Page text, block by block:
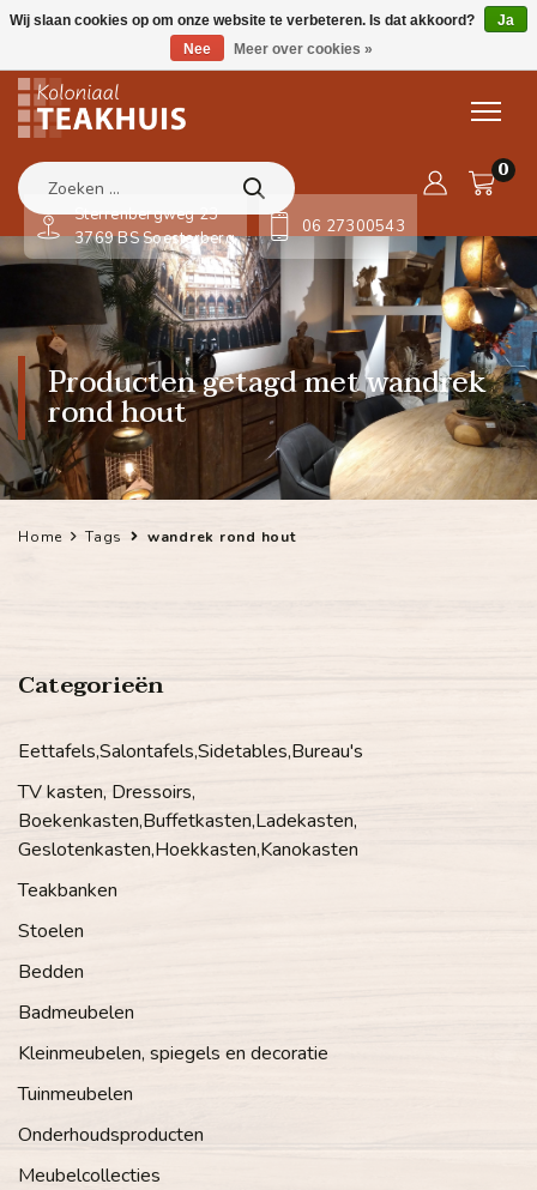
0
Sterrenbergweg 23
3769 BS Soesterberg
06 27300543
Producten getagd met wandrek
rond hout
Home Tags wandrek rond hout
Categorieën
Eettafels,Salontafels,Sidetables,Bureau's
TV kasten, Dressoirs,
Boekenkasten,Buffetkasten,Ladekasten,
Geslotenkasten,Hoekkasten,Kanokasten
Teakbanken
Stoelen
Bedden
Badmeubelen
Kleinmeubelen, spiegels en decoratie
Tuinmeubelen
Onderhoudsproducten
Meubelcollecties
Wij slaan cookies op om onze website te verbeteren. Is dat akkoord?
Ja
Nee
Meer over cookies »